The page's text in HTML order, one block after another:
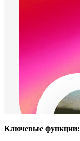
Ключевые функции: